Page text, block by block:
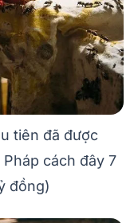
tiên đã được
cách đây 7
đồng)